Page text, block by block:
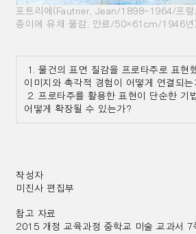
포트리에(Fautrier, Jean/1898~1964/프랑
종이에 유채 물감, 안료/50×61cm/1946년)
1. 물건의 표면 질감을 프로타주로 표현
이미지와 촉각적 경험이 어떻게 연결되는
2. 프로타주를 활용한 표현이 단순한 기
어떻게 확장될 수 있는가?
작성자
미진사 편집부
참고 자료
2015 개정 교육과정 중학교 미술 교과서 7